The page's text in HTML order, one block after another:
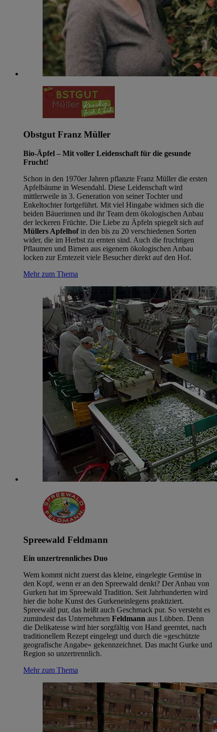
Obstgut Franz Müller
Bio-Äpfel – Mit voller Leidenschaft für die gesunde
Frucht!
Schon in den 1970er Jahren pflanzte Franz Müller die ersten
Apfelbäume in Wesendahl. Diese Leidenschaft wird
mittlerweile in 3. Generation von seiner Tochter und
Enkeltochter fortgeführt. Mit viel Hingabe widmen sich die
beiden Bäuerinnen und ihr Team dem ökologischen Anbau
der leckeren Früchte. Die Liebe zu Äpfeln spiegelt sich auf
Müllers Apfelhofin den bis zu 20 verschiedenen Sorten
wider, die im Herbst zu ernten sind. Auch die fruchtigen
Pflaumen und Birnen aus eigenem ökologischen Anbau
locken zur Erntezeit viele Besucher direkt auf den Hof.
Mehr zum Thema
Spreewald Feldmann
Ein unzertrennliches Duo
Wem kommt nicht zuerst das kleine, eingelegte Gemüse in
den Kopf, wenn er an den Spreewald denkt? Der Anbau von
Gurken hat im Spreewald Tradition. Seit Jahrhunderten wird
hier die hohe Kunst des Gurkeneinlegens praktiziert.
Spreewald pur, das heißt auch Geschmack pur. So versteht es
zumindest das Unternehmen Feldmann aus Lübben. Denn
die Delikatesse wird hier sorgfältig von Hand geerntet, nach
traditionellem Rezept eingelegt und durch die »geschützte
geografische Angabe« gekennzeichnet. Das macht Gurke und
Region so unzertrennlich.
Mehr zum Thema